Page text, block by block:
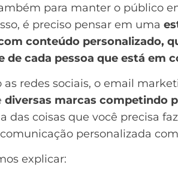
para manter o público
é preciso pensar em uma
conteúdo personalizado,
de cada pessoa que está em
redes sociais, o email
diversas marcas competindo
das coisas que você precisa
personalizada
explicar: